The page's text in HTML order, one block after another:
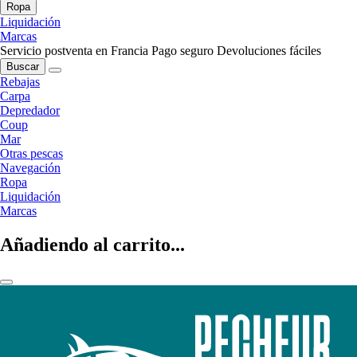
Ropa
Liquidación
Marcas
Servicio postventa en Francia Pago seguro Devoluciones fáciles
Buscar
Rebajas
Carpa
Depredador
Coup
Mar
Otras pescas
Navegación
Ropa
Liquidación
Marcas
Añadiendo al carrito...